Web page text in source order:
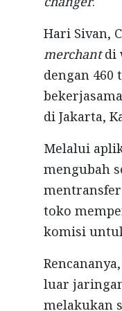
Hari Sivan,
merchantdi
dengan
di Jakarta,
Melalui
mengubah
toko
komisi
luar
melakukan